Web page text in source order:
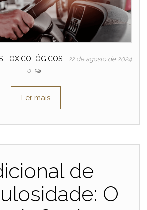
TOXICOLÓGICOS
22 de agosto de 2024
0
Ler mais
de
O